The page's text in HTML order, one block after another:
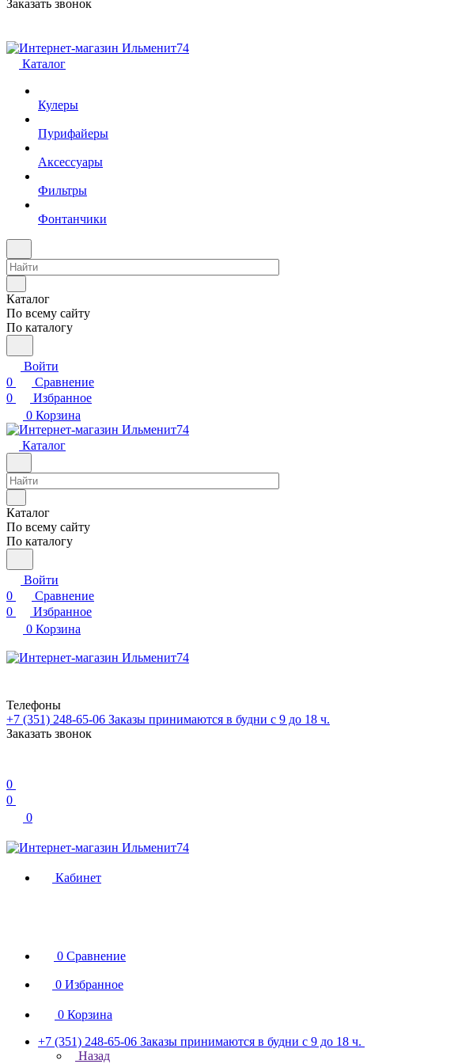
Заказать звонок
Каталог
Кулеры
Пурифайеры
Аксессуары
Фильтры
Фонтанчики
Каталог
По всему сайту
По каталогу
Войти
0
Сравнение
0
Избранное
0 Корзина
Каталог
Каталог
По всему сайту
По каталогу
Войти
0
Сравнение
0
Избранное
0 Корзина
Телефоны
+7 (351) 248-65-06 Заказы принимаются в будни с 9 до 18 ч.
Заказать звонок
0
0
0
Кабинет
0 Сравнение
0 Избранное
0 Корзина
+7 (351) 248-65-06 Заказы принимаются в будни с 9 до 18 ч.
Назад